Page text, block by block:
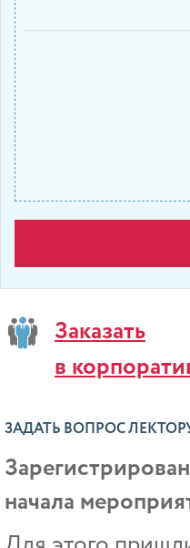
Заказать
в
ЗАДАТЬ ВОПРОС
начала